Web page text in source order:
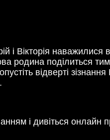
і Вікторія наважилися
родина поділиться
відверті
і дивіться онлайн